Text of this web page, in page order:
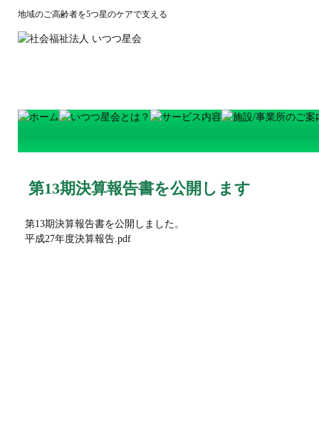
地域のご高齢者を5つ星のケアで支える
第13期決算報告書を公開します
第13期決算報告書を公開しました。
平成27年度決算報告.pdf